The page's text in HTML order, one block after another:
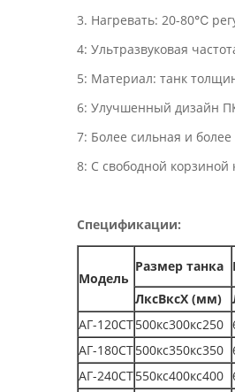
3. Нагревать: 20-80℃
4: Ультразвуковая
5: Материал: танк
6: Улучшенный дизайн
7: Более сильная и
8: С свободной
Спецификации:
Модель
Размер танка
ЛксВксХ (мм)
АГ-120СТ500кс300кс250
АГ-180СТ500кс350кс350
АГ-240СТ550кс400кс400